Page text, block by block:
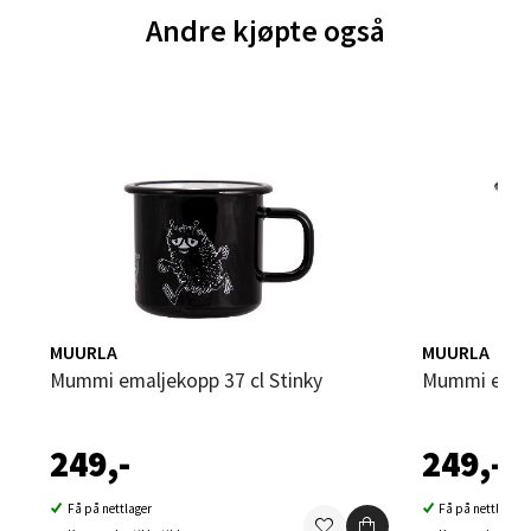
Andre kjøpte også
MUURLA
Mummi emaljekopp 37 cl Stinky
249,-
Få på nettlager
MUURLA
Mummi
249,-
Få på nettlager
Brodtkorbsgate 7, 1338 Sandvika
Bergen - Thon Senter Sartor
Sartorvegen 12, 5353 Straume
Åpent i dag 10-21
Velg